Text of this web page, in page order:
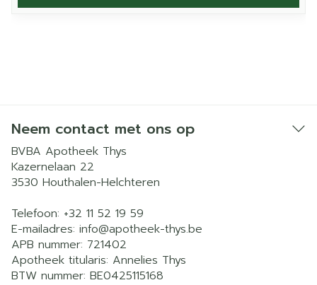
Neem contact met ons op
BVBA Apotheek Thys
Kazernelaan 22
3530 Houthalen-Helchteren
Telefoon: +32 11 52 19 59
E-mailadres: info@apotheek-thys.be
APB nummer: 721402
Apotheek titularis: Annelies Thys
BTW nummer: BE0425115168